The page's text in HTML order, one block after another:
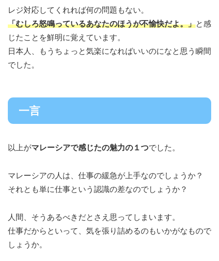
レジ対応してくれれば何の問題もない。
「むしろ怒鳴っているあなたのほうが不愉快だよ。」と感
じたことを鮮明に覚えています。
日本人、もうちょっと気楽になればいいのになと思う瞬間
でした。
一言
以上がマレーシアで感じたの魅力の１つでした。
マレーシアの人は、仕事の緩急が上手なのでしょうか？
それとも単に仕事という認識の差なのでしょうか？
人間、そうあるべきだとさえ思ってしまいます。
仕事だからといって、気を張り詰めるのもいかがなもので
しょうか。